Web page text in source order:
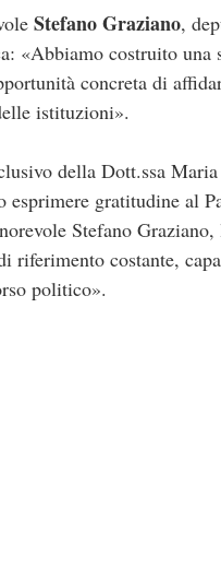
Stefano Graziano,
«Abbiamo costruito una
concreta di
istituzioni».
della Dott.ssa
esprimere gratitudine al
Stefano
riferimento costante,
politico».